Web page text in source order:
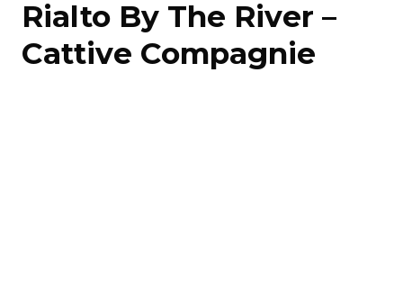
Rialto By The River –
Cattive Compagnie